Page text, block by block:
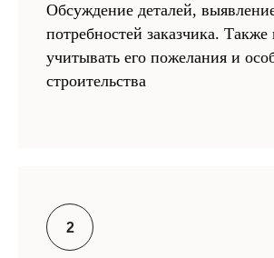
Обсуждение деталей,
потребностей заказчика. Также
учитывать его пожелания и
строительства